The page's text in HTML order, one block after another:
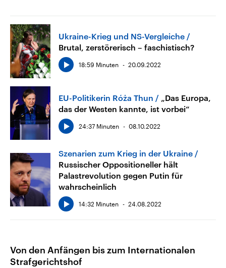
Ukraine-Krieg und NS-Vergleiche
Brutal, zerstörerisch – faschistisch?
18:59 Minuten 20.09.2022
EU-Politikerin Róża Thun
„Das Europa,
das der Westen kannte, ist vorbei“
24:37 Minuten 08.10.2022
Szenarien zum Krieg in der Ukraine
Russischer Oppositioneller hält
Palastrevolution gegen Putin für
wahrscheinlich
14:32 Minuten 24.08.2022
Von den Anfängen bis zum Internationalen
Strafgerichtshof